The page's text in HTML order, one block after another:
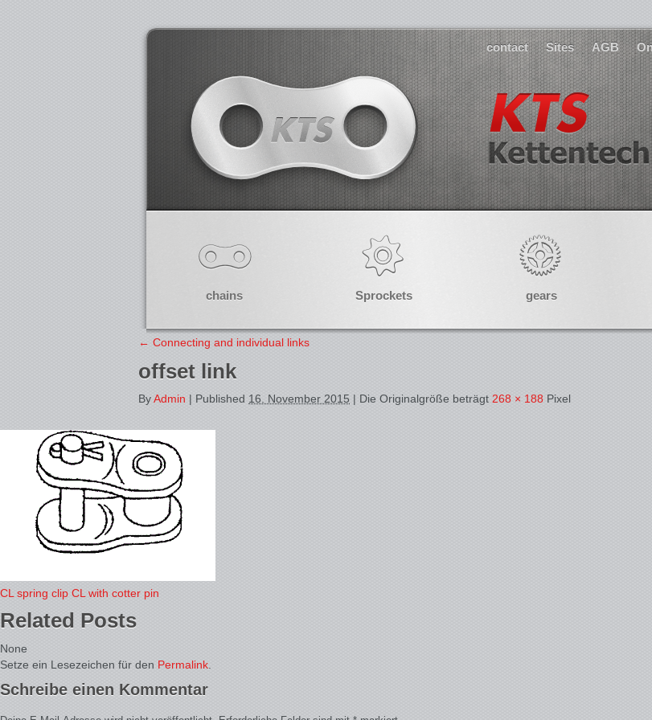
contact Sites AGB
chains Sprockets gears
← Connecting and individual links
offset link
ByAdmin | Published 16. November 2015 | Die Originalgröße beträgt 268 × 188 Pixel
CL spring clip CL with cotter pin
Related Posts
None
Setze ein Lesezeichen für den Permalink
Schreibe einen Kommentar